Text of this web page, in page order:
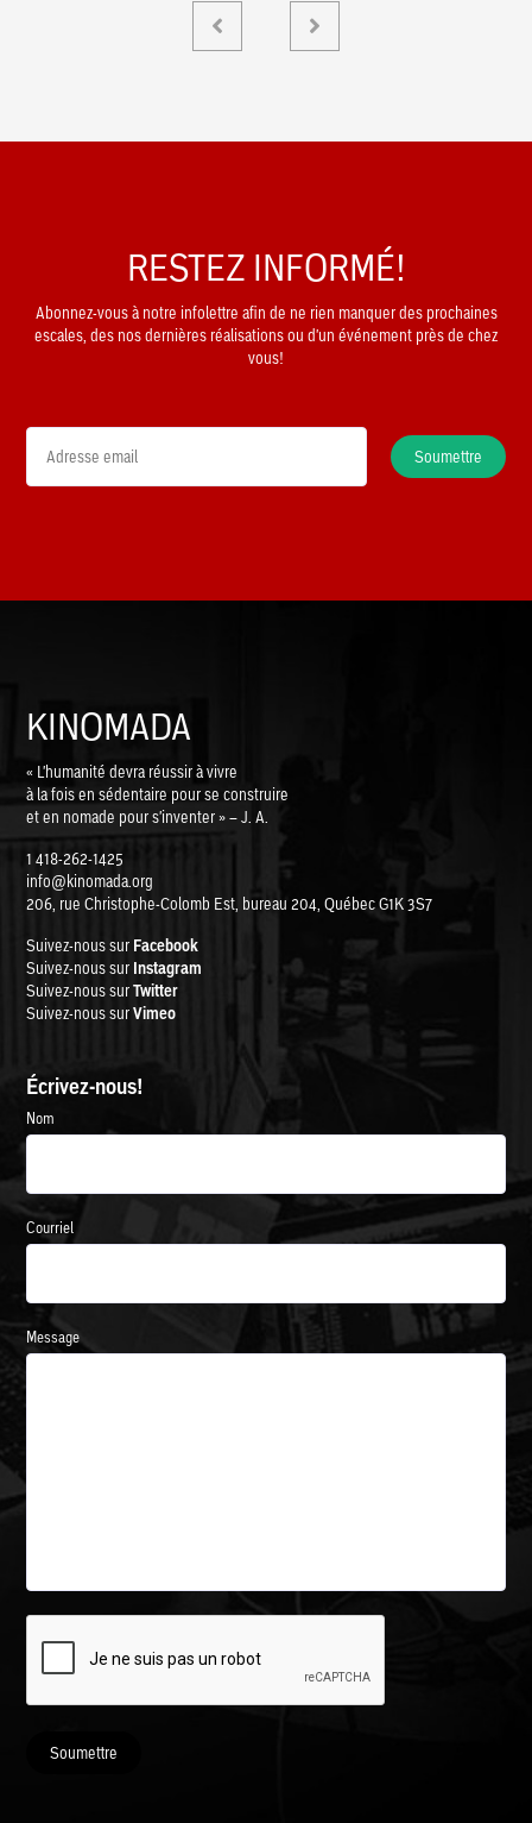
RESTEZ INFORMÉ!
Abonnez-vous à notre infolettre afin de ne rien manquer des prochaines
escales, des nos dernières réalisations ou d'un événement près de chez
vous!
Soumettre
KINOMADA
« L'humanité devra réussir à vivre
à la fois en sédentaire pour se construire
et en nomade pour s'inventer » – J. A.
1 418-262-1425
info@kinomada.org
206, rue Christophe-Colomb Est, bureau 204, Québec G1K 3S7
Suivez-nous sur Facebook
Suivez-nous sur Instagram
Suivez-nous surTwitter
Suivez-nous surVimeo
Écrivez-nous!
Nom
Courriel
Message
Soumettre